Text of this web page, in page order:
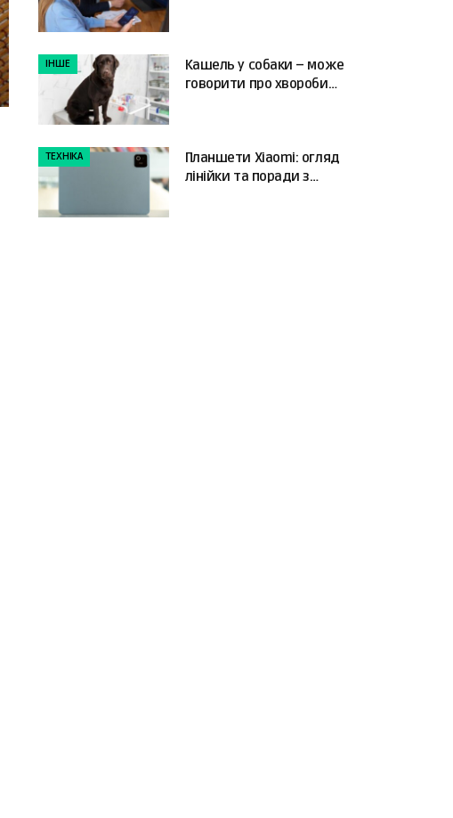
ІНШЕ
Кашель у собаки – може
говорити про хвороби
ТЕХНІКА
Планшети Xiaomi: огляд
лінійки та поради з